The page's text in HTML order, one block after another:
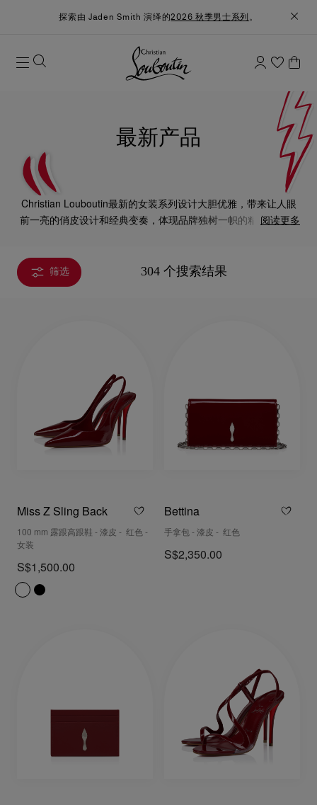
探索由 Jaden Smith 演绎的2026 秋季男士系列 。
最新产品
Christian Louboutin最新的女装系列设计大胆优雅，带来让人眼
前一亮的俏皮设计和经典变奏，体现品牌独树一帜的精湛工艺、
阅读更多
筛选 304 个搜索结果
Miss Z Sling Back
100 mm 露跟高跟鞋 - 漆皮 - 红色 -
女装
S$1,500.00
Bettina
手拿包 - 漆皮 - 红色
S$2,350.00